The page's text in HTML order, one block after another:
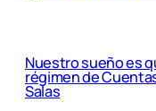
Nuestro sueño es
régimen de
Salas